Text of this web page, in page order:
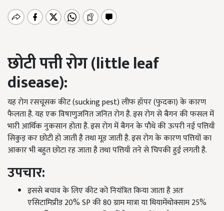
छोटी पत्ती रोग (little leaf
disease):
यह रोग रसचूसक कीट (sucking pest) लीफ हॉपर (फुदका) के कारण
फैलता है. यह एक विषाणुजनित जनित रोग है. इस रोग से बैगन की फसल में
भारी आर्थिक नुकसान होता है. इस रोग में बैगन के पौधे की ऊपरी नई पत्तियाँ
सिकुड़ कर छोटी हो जाती है तथा मूड जाती है. इस रोग के कारण पत्तियों का
आकार भी बहुत छोटा रह जाता है तथा पत्तियाँ तने से चिपकी हुई लगती है.
उपचार:
इससे बचाव के लिए कीट को नियंत्रित किया जाता है अतः
एसिटामिप्रीड 20% SP की 80 ग्राम मात्रा या थियामेंथोक्साम 25%